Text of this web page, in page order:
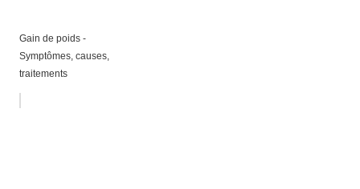
Gain de poids -
Symptômes, causes,
traitements